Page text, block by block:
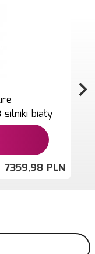
biały
7359,98 PLN